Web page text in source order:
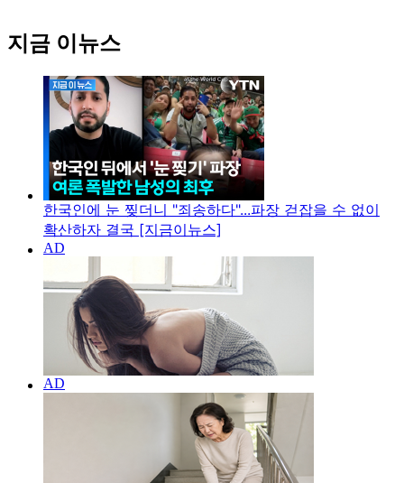
지금 이뉴스
한국인에 눈 찢더니 "죄송하다"...파장 걷잡을 수 없이
확산하자 결국 [지금이뉴스]